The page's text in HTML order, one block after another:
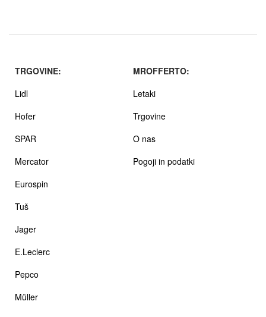
TRGOVINE:
Lidl
Hofer
SPAR
Mercator
Eurospin
Tuš
Jager
E.Leclerc
Pepco
Müller
MROFFERTO:
Letaki
Trgovine
O nas
Pogoji in podatki